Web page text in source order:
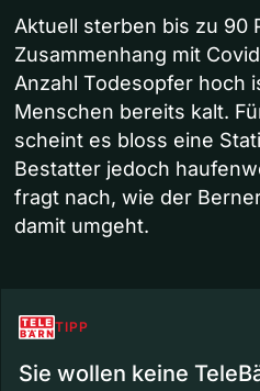
Aktuell sterben bis zu 90
Zusammenhang mit
Anzahl Todesopfer hoch
Menschen bereits kalt.
scheint es bloss eine
Bestatter jedoch
fragt nach, wie der
damit umgeht.
TIPP
Sie wollen keine